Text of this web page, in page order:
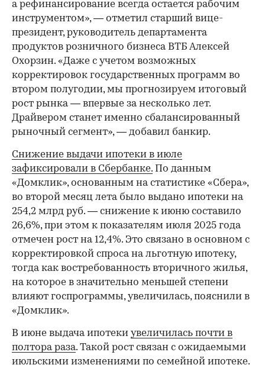
а рефинансирование всегда остается рабочим
инструментом», — отметил старший вице-
президент, руководитель департамента
продуктов розничного бизнеса ВТБ Алексей
Охорзин. «Даже с учетом возможных
корректировок государственных программ во
втором полугодии, мы прогнозируем итоговый
рост рынка — впервые за несколько лет.
Драйвером станет именно сбалансированный
рыночный сегмент», — добавил банкир.
Снижение выдачи ипотеки в июле
зафиксировали в Сбербанке. По данным
«Домклик», основанным на статистике «Сбера»,
во второй месяц лета было выдано ипотеки на
254,2 млрд руб. — снижение к июню составило
26,6%, при этом к показателям июля 2025 года
отмечен рост на 12,4%. Это связано в основном с
корректировкой спроса на льготную ипотеку,
тогда как востребованность вторичного жилья,
на которое в значительно меньшей степени
влияют госпрограммы, увеличилась, пояснили в
«Домклик».
В июне выдача ипотеки увеличилась почти в
полтора раза. Такой рост связан с ожидаемыми
июльскими изменениями по семейной ипотеке.